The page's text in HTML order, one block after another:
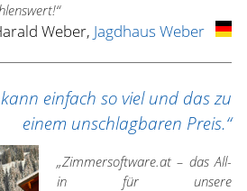
Weber, Jagdhaus Weber
einfach so viel und das zu
einem unschlagbaren Preis.“
„Zimmersoftware.at – das All-
in für unsere